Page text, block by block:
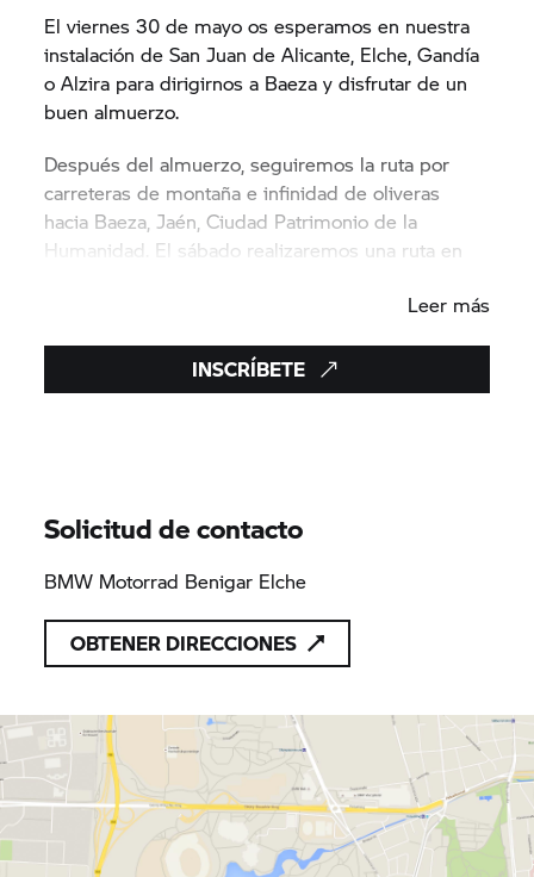
El viernes 30 de mayo os esperamos en nuestra
instalación de San Juan de Alicante, Elche, Gandía
o Alzira para dirigirnos a Baeza y disfrutar de un
buen almuerzo.
Después del almuerzo, seguiremos la ruta por
carreteras de montaña e infinidad de oliveras
hacia Baeza, Jaén, Ciudad Patrimonio de la
Humanidad. El sábado realizaremos una ruta en
aceite de oliva y lugares típicos de la zona, por la
desayuno, volveremos hacia Alicante.
Leer más
INSCRÍBETE
Solicitud de contacto
BMW Motorrad Benigar Elche
OBTENER DIRECCIONES